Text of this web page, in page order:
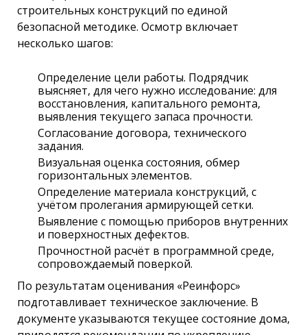
строительных конструкций по единой
безопасной методике. Осмотр включает
несколько шагов:
Определение цели работы. Подрядчик
выясняет, для чего нужно исследование: для
восстановления, капитального ремонта,
выявления текущего запаса прочности.
Согласование договора, технического
задания.
Визуальная оценка состояния, обмер
горизонтальных элементов.
Определение материала конструкций, с
учётом пролегания армирующей сетки.
Выявление с помощью приборов внутренних
и поверхностных дефектов.
Прочностной расчёт в программной среде,
сопровождаемый поверкой.
По результатам оценивания «Реинфорс»
подготавливает техническое заключение. В
документе указываются текущее состояние дома,